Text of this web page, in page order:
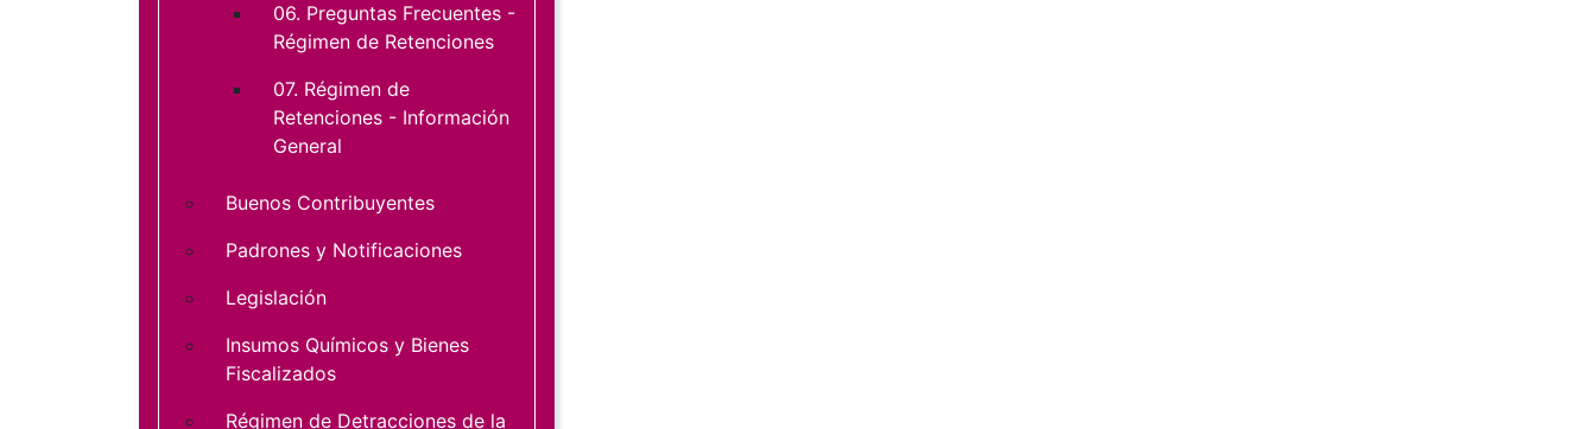
06. Preguntas Frecuentes -
Régimen de Retenciones
07. Régimen de
Retenciones - Información
General
Buenos Contribuyentes
Padrones y Notificaciones
Legislación
Insumos Químicos y Bienes
Fiscalizados
Régimen de Detracciones de la